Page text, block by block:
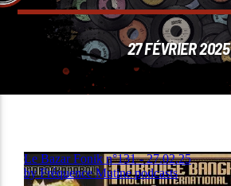
27 FÉVRIER 2025